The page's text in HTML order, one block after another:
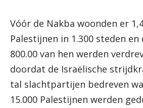
Vóór de Nakba woonden er
Palestijnen in 1.300 steden en
800.00 van hen werden
doordat de Israëlische
tal slachtpartijen bedreven
15.000 Palestijnen werden